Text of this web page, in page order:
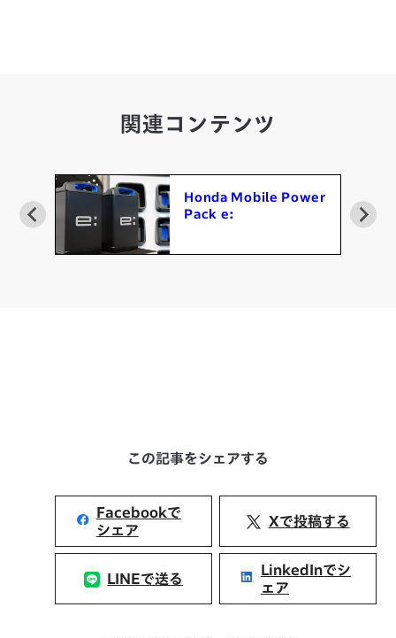
関連コンテンツ
Honda Mobile Power
Pack e:
この記事をシェアする
Facebookで
シェア
Xで投稿する
LINEで送る
LinkedInでシ
ェア